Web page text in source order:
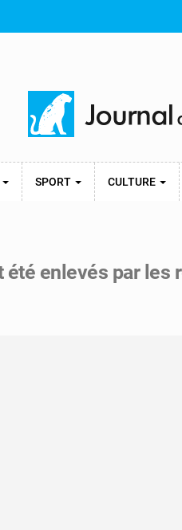
SPORT CULTURE
été enlevés par les